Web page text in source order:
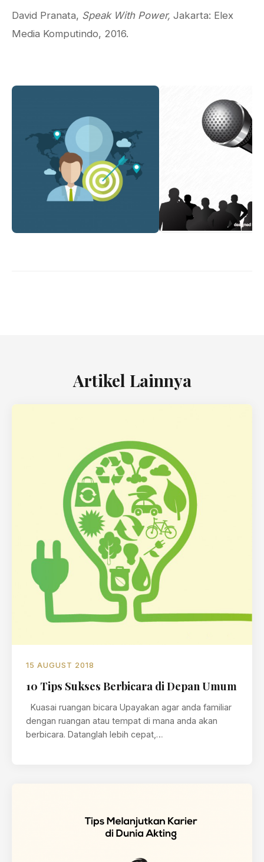
David Pranata, Speak With Power, Jakarta: Elex
Media Komputindo, 2016.
Artikel Lainnya
15 AUGUST 2018
10 Tips Sukses Berbicara di Depan Umum
Kuasai ruangan bicara Upayakan agar anda familiar
dengan ruangan atau tempat di mana anda akan
berbicara. Datanglah lebih cepat,…